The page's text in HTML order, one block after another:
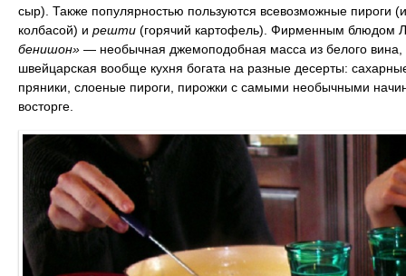
сыр). Также популярностью пользуются всевозможные пироги
колбасой) и решти (горячий картофель). Фирменным блюдом
бенишон» — необычная джемоподобная масса из белого вина,
швейцарская вообще кухня богата на разные десерты:
пряники, слоеные пироги, пирожки с самыми необычными
восторге.